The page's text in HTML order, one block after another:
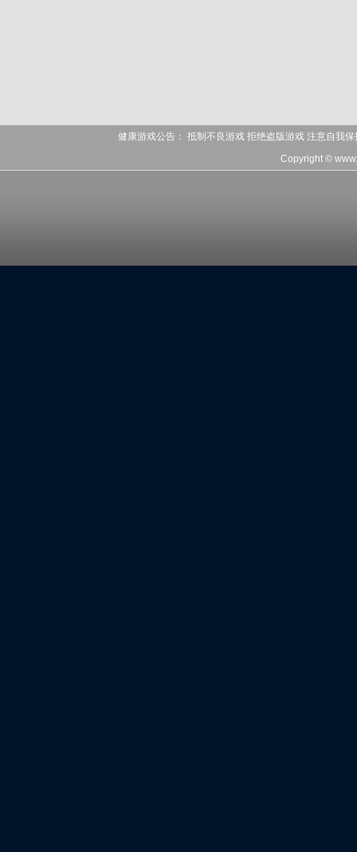
健康游戏公告： 抵制不良游戏 拒绝盗版游戏 注意自我
Copyright ©